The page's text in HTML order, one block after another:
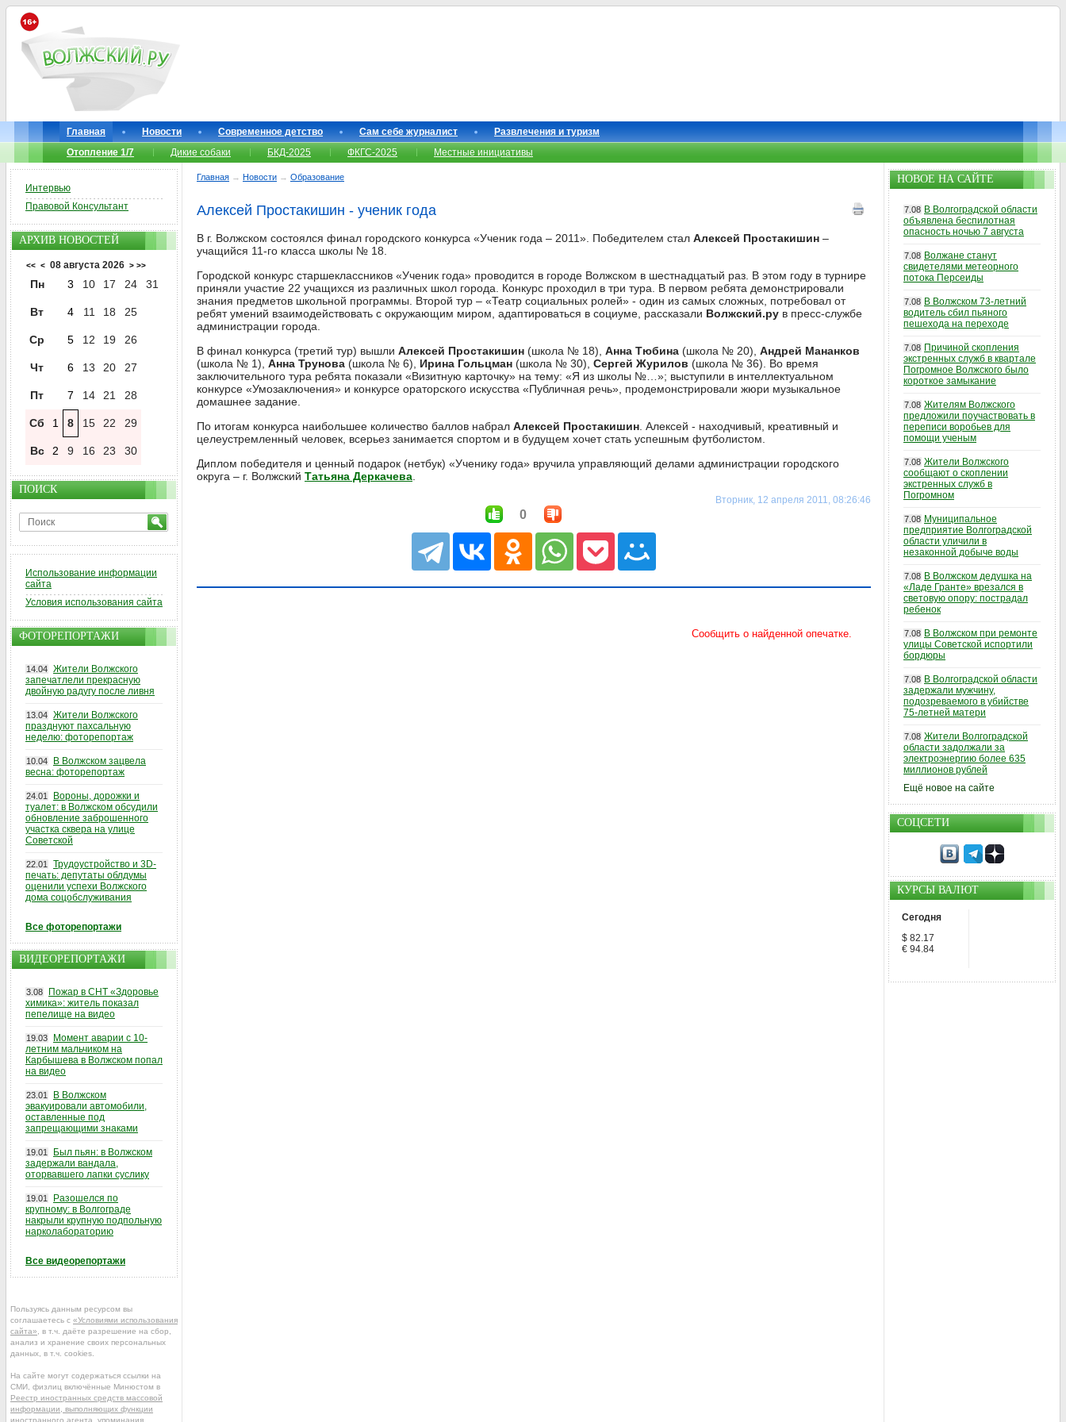
Главная Новости Современное детство Сам себе журналист
Развлечения и туризм
Отопление 1/7
Дикие собаки БКД-2025 ФКГС-2025 Местные инициативы
Главная → Новости → Образование
Алексей Простакишин - ученик года
В г. Волжском состоялся финал городского конкурса «Ученик года – 2011». Победителем стал Алексей Простакишин –
учащийся 11-го класса школы № 18.
Городской конкурс старшеклассников «Ученик года» проводится в городе Волжском в шестнадцатый раз. В этом году в турнире
приняли участие 22 учащихся из различных школ города. Конкурс проходил в три тура. В первом ребята демонстрировали
знания предметов школьной программы. Второй тур – «Театр социальных ролей» - один из самых сложных, потребовал от
ребят умений взаимодействовать с окружающим миром, адаптироваться в социуме, рассказали Волжский.ру в пресс-службе
администрации города.
В финал конкурса (третий тур) вышли Алексей Простакишин (школа № 18), Анна Тюбина (школа № 20), Андрей Мананков
(школа № 1), Анна Трунова (школа № 6), Ирина Гольцман (школа № 30), Сергей Журилов (школа № 36). Во время
заключительного тура ребята показали «Визитную карточку» на тему: «Я из школы №…»; выступили в интеллектуальном
конкурсе «Умозаключения» и конкурсе ораторского искусства «Публичная речь», продемонстрировали жюри музыкальное
домашнее задание.
По итогам конкурса наибольшее количество баллов набрал Алексей Простакишин . Алексей - находчивый, креативный и
целеустремленный человек, всерьез занимается спортом и в будущем хочет стать успешным футболистом.
Диплом победителя и ценный подарок (нетбук) «Ученику года» вручила управляющий делами администрации городского
округа – г. Волжский Татьяна Деркачева
Вторник, 12 апреля 2011, 08:26:46
0
Интервью
Правовой Консультант
АРХИВ НОВОСТЕЙ
<< < 08 августа 2026 > >>
Пн 3 10 17 24 31
Вт 4 11 18 25
Ср 5 12 19 26
Чт 6 13 20 27
Пт 7 14 21 28
Сб 1 8 15 22 29
Вс 2 9 16 23 30
ПОИСК
Использование информации
сайта
Условия использования сайта
ФОТОРЕПОРТАЖИ
14.04 Жители Волжского
запечатлели прекрасную
двойную радугу после ливня
13.04 Жители Волжского
празднуют пахсальную
неделю: фоторепортаж
10.04
В Волжском зацвела
весна: фоторепортаж
24.01
Вороны, дорожки и
туалет: в Волжском обсудили
обновление заброшенного
участка сквера на улице
Советской
22.01
Трудоустройство и 3D-
печать: депутаты облдумы
оценили успехи Волжского
дома соцобслуживания
Все фоторепортажи
ВИДЕОРЕПОРТАЖИ
3.08
Пожар в СНТ «Здоровье
химика»: житель показал
пепелище на видео
19.03
Момент аварии с 10-
летним мальчиком на
Карбышева в Волжском попал
на видео
23.01
В Волжском
эвакуировали автомобили,
оставленные под
запрещающими знаками
19.01
Был пьян: в Волжском
задержали вандала,
оторвавшего лапки суслику
19.01
Разошелся по
крупному: в Волгограде
накрыли крупную подпольную
нарколабораторию
Все видеорепортажи
Пользуясь данным ресурсом вы
соглашаетесь с «Условиями использования
сайта» , в т.ч. даёте разрешение на сбор,
анализ и хранение своих персональных
данных, в т.ч. cookies.
На сайте могут содержаться ссылки на
СМИ, физлиц включённые Минюстом в
Реестр иностранных средств массовой
информации, выполняющих функции
иностранного агента , упоминания
НОВОЕ НА САЙТЕ
7.08 В Волгоградской области
объявлена беспилотная
опасность ночью 7 августа
7.08 Волжане станут
свидетелями метеорного
потока Персеиды
7.08 В Волжском 73-летний
водитель сбил пьяного
пешехода на переходе
7.08 Причиной скопления
экстренных служб в квартале
Погромное Волжского было
короткое замыкание
7.08 Жителям Волжского
предложили поучаствовать в
переписи воробьев для
помощи ученым
7.08 Жители Волжского
сообщают о скоплении
экстренных служб в
Погромном
7.08 Муниципальное
предприятие Волгоградской
области уличили в
незаконной добыче воды
7.08 В Волжском дедушка на
«Ладе Гранте» врезался в
световую опору: пострадал
ребенок
7.08 В Волжском при ремонте
улицы Советской испортили
бордюры
7.08 В Волгоградской области
задержали мужчину,
подозреваемого в убийстве
75-летней матери
7.08 Жители Волгоградской
области задолжали за
электроэнергию более 635
миллионов рублей
Ещё новое на сайте
СОЦСЕТИ
КУРСЫ ВАЛЮТ
Сегодня
$ 82.17
€ 94.84